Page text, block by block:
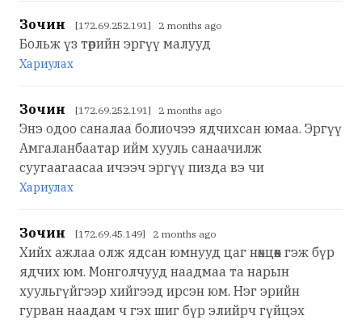
Зочин [172.69.252.191] 2 months ago
Больж үз төрийн эргүү малууд
Хариулах
Зочин [172.69.252.191] 2 months ago
Энэ одоо саналаа болиочээ ядчихсан юмаа. Эргүү
Амгаланбаатар ийм хууль санаачилж
суугаагаасаа ичээч эргүү пизда вэ чи
Хариулах
Зочин [172.69.45.149] 2 months ago
Хийх ажлаа олж ядсан юмнууд цаг нөхцөөх гэж бүр
ядчих юм. Монголчууд наадмаа та нарын
хуульгүйгээр хийгээд ирсэн юм. Нэг эрийн
гурван наадам ч гэх шиг бүр элийрч гүйцэх